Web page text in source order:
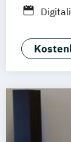
F&B